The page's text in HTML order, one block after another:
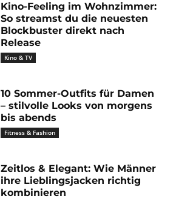
Kino-Feeling im Wohnzimmer:
So streamst du die neuesten
Blockbuster direkt nach
Release
Kino & TV
10 Sommer-Outfits für Damen
– stilvolle Looks von morgens
bis abends
Fitness & Fashion
Zeitlos & Elegant: Wie Männer
ihre Lieblingsjacken richtig
kombinieren